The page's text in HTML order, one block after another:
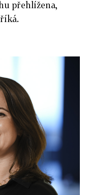
přehlížena,